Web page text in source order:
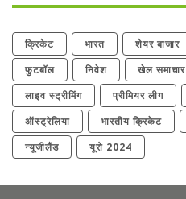
क्रिकेट भारत शेयर बाजार
फुटबॉल
निवेश खेल समाचार
लाइव स्ट्रीमिंग
प्रीमियर लीग
ऑस्ट्रेलिया
भारतीय क्रिकेट
न्यूजीलैंड
यूरो 2024